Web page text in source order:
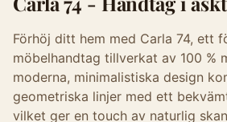
Förhöj ditt hem med Carla 74, ett
möbelhandtag tillverkat av 100 %
moderna, minimalistiska design
geometriska linjer med ett
vilket ger en touch av naturlig